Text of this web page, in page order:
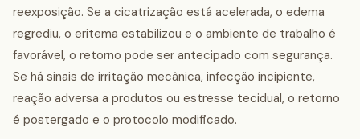
reexposição. Se a cicatrização está acelerada, o edema
regrediu, o eritema estabilizou e o ambiente de trabalho é
favorável, o retorno pode ser antecipado com segurança.
Se há sinais de irritação mecânica, infecção incipiente,
reação adversa a produtos ou estresse tecidual, o retorno
é postergado e o protocolo modificado.